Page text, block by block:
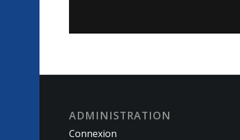
ADMINISTRATION
Connexion